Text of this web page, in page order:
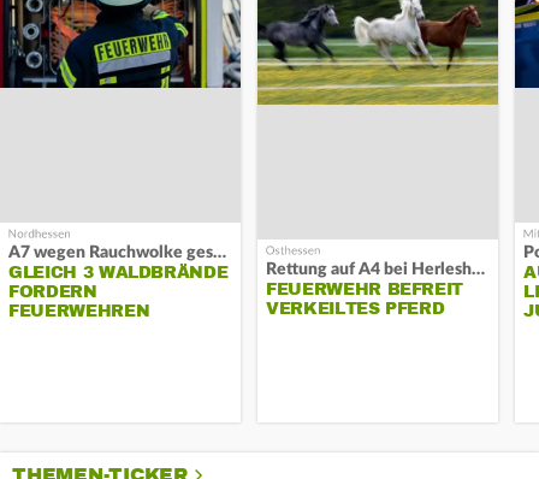
A7 wegen Rauchwolke gesperrt
GLEICH 3 WALDBRÄNDE
FORDERN
FEUERWEHREN
Rettung auf A4 bei Herleshausen
FEUERWEHR BEFREIT
VERKEILTES PFERD